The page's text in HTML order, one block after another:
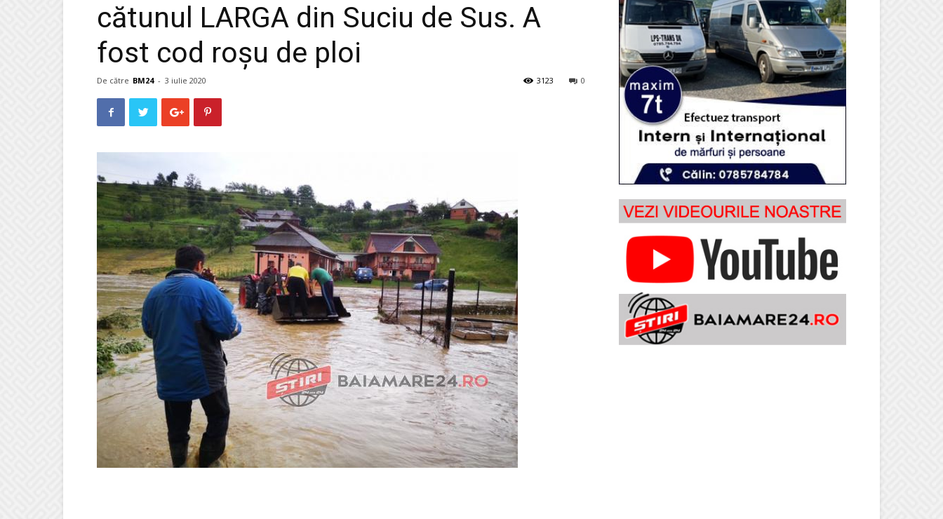
cătunul LARGA din Suciu de Sus. A
fost cod roșu de ploi
De către BM24 - 3 iulie 2020 0
3123